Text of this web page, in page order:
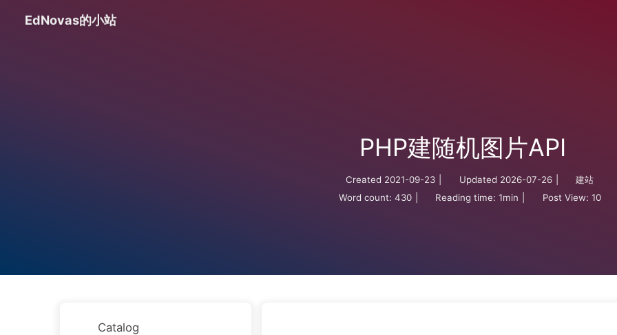
EdNovas的小站
PHP建随机图片API
Created 2021-09-23 Updated 2026-07-26
建站
Word count: 430 Reading time: 1min Post View: 10
Catalog